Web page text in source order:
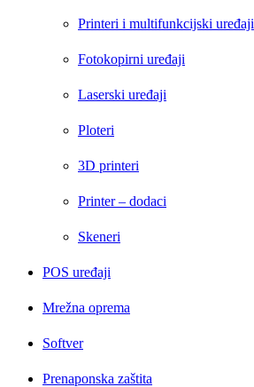
Printeri i multifunkcijski uređaji
Fotokopirni uređaji
Laserski uređaji
Ploteri
3D printeri
Printer – dodaci
Skeneri
POS uređaji
Mrežna oprema
Softver
Prenaponska zaštita